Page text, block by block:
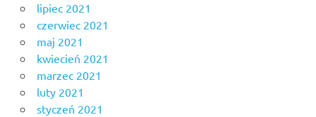
lipiec 2021
czerwiec 2021
maj 2021
kwiecień 2021
marzec 2021
luty 2021
styczeń 2021